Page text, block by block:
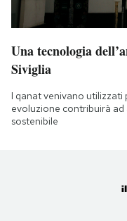
Una tecnologia
Siviglia
I qanat venivano
evoluzione contribuirà ad
sostenibile